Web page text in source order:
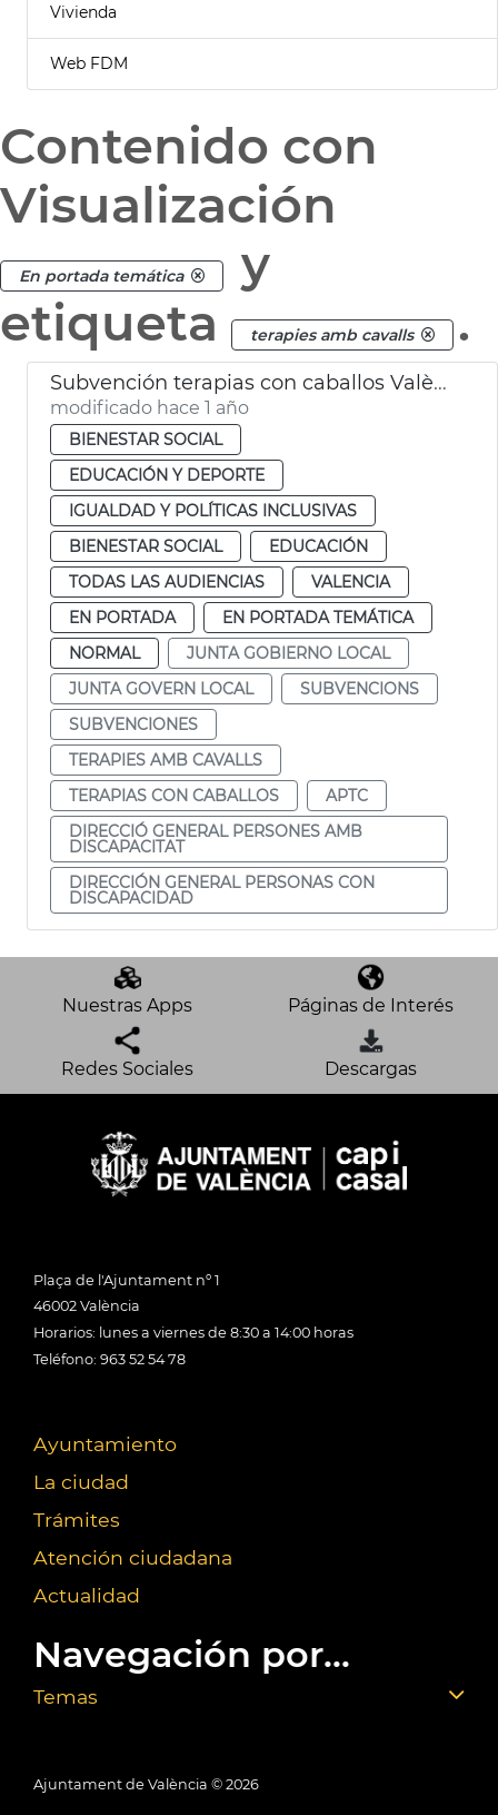
Vivienda
Web FDM
Contenido con
Visualización
En portada temática
y
etiqueta
terapies amb cavalls .
Subvención terapias con caballos València
modificado hace 1 año
BIENESTAR SOCIAL
EDUCACIÓN Y DEPORTE
IGUALDAD Y POLÍTICAS INCLUSIVAS
BIENESTAR SOCIAL
EDUCACIÓN
TODAS LAS AUDIENCIAS
VALENCIA
EN PORTADA
EN PORTADA TEMÁTICA
NORMAL
JUNTA GOBIERNO LOCAL
JUNTA GOVERN LOCAL
SUBVENCIONS
SUBVENCIONES
TERAPIES AMB CAVALLS
TERAPIAS CON CABALLOS
APTC
DIRECCIÓ GENERAL PERSONES AMB
DISCAPACITAT
DIRECCIÓN GENERAL PERSONAS CON
DISCAPACIDAD
Nuestras Apps Páginas de Interés
Redes Sociales Descargas
Plaça de l'Ajuntament nº 1
46002 València
Horarios: lunes a viernes de 8:30 a 14:00 horas
Teléfono: 963 52 54 78
Ayuntamiento
La ciudad
Trámites
Atención ciudadana
Actualidad
Navegación por...
Temas
Ajuntament de València © 2026